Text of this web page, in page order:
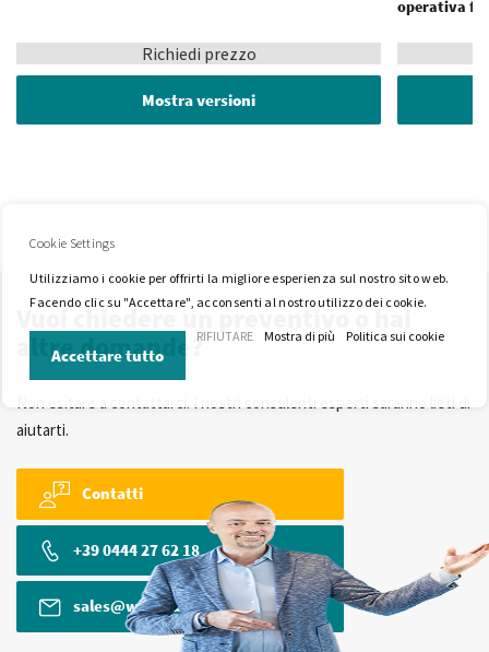
Richiedi prezzo
Mostra versioni
operativa
Vuoi chiedere un preventivo o hai
altre domande?
Non esitare a contattarci. I nostri consulenti esperti saranno lieti di
aiutarti.
Contatti
+39 0444 27 62 18
sales@wkk-europe.it
Cookie Settings
Utilizziamo i cookie per offrirti la migliore esperienza sul nostro sito web.
Facendo clic su "Accettare", acconsenti al nostro utilizzo dei cookie.
Accettare tutto
RIFIUTARE Mostra di più Politica sui cookie